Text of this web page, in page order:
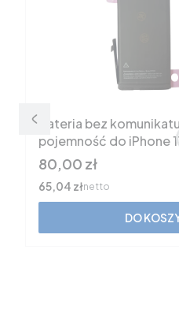
Bateria bez
pojemność do iPhone
Cena
80,00 zł
Cena
65,04 złnetto
DO